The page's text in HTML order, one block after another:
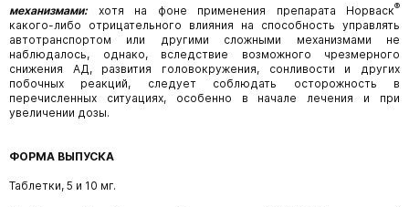
механизмами: хотя на фоне применения препарата Норваск®
какого-либо отрицательного
влияния на способность управлять
автотранспортом или другими сложными механизмами не
наблюдалось, однако, вследствие возможного чрезмерного
снижения АД, развития головокружения, сонливости и других
побочных реакций, следует соблюдать осторожность в
перечисленных ситуациях, особенно в начале лечения и при
увеличении дозы.
ФОРМА ВЫПУСКА
Таблетки, 5 и 10 мг.